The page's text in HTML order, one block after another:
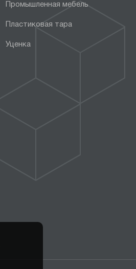
Промышленная мебель
Пластиковая тара
Уценка